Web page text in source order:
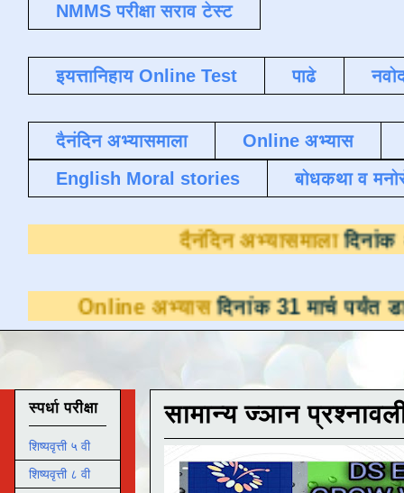
NMMS परीक्षा सराव टेस्ट
इयत्तानिहाय Online Test पाढे
दैनंदिन अभ्यासमाला
Online अभ्यास
English Moral stories
बोधकथा व
दैनंदिन
अभ्यासदिनांक 31 मार्च पर्यंत
सामान्य ज्ञान
स्पर्धा परीक्षा
शिष्यवृत्ती ५ वी
शिष्यवृत्ती ८ वी